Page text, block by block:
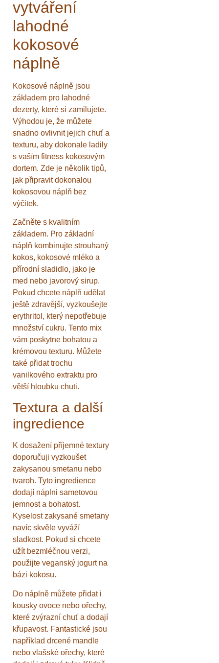
vytváření
lahodné
kokosové
náplně
Kokosové náplně jsou
základem pro lahodné
dezerty, které si zamilujete.
Výhodou je, že můžete
snadno ovlivnit jejich chuť a
texturu, aby dokonale ladily
s vaším fitness kokosovým
dortem. Zde je několik tipů,
jak připravit dokonalou
kokosovou náplň bez
výčitek.
Začněte s kvalitním
základem. Pro základní
náplň kombinujte strouhaný
kokos, kokosové mléko a
přírodní sladidlo, jako je
med nebo javorový sirup.
Pokud chcete náplň udělat
ještě zdravější, vyzkoušejte
erythritol, který nepotřebuje
množství cukru. Tento mix
vám poskytne bohatou a
krémovou texturu. Můžete
také přidat trochu
vanilkového extraktu pro
větší hloubku chuti.
Textura a další
ingredience
K dosažení příjemné textury
doporučuji vyzkoušet
zakysanou smetanu nebo
tvaroh. Tyto ingredience
dodají náplni sametovou
jemnost a bohatost.
Kyselost zakysané smetany
navíc skvěle vyváží
sladkost. Pokud si chcete
užít bezmléčnou verzi,
použijte veganský jogurt na
bázi kokosu.
Do náplně můžete přidat i
kousky ovoce nebo ořechy,
které zvýrazní chuť a dodají
křupavost. Fantastické jsou
například drcené mandle
nebo vlašské ořechy, které